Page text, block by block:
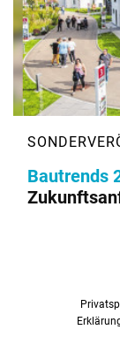
Bautrends